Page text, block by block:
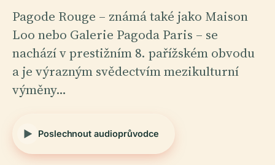
Pagode Rouge – známá také jako Maison
Loo nebo Galerie Pagoda Paris – se
nachází v prestižním 8. pařížském obvodu
a je výrazným svědectvím mezikulturní
výměny…
Poslechnout audioprůvodce